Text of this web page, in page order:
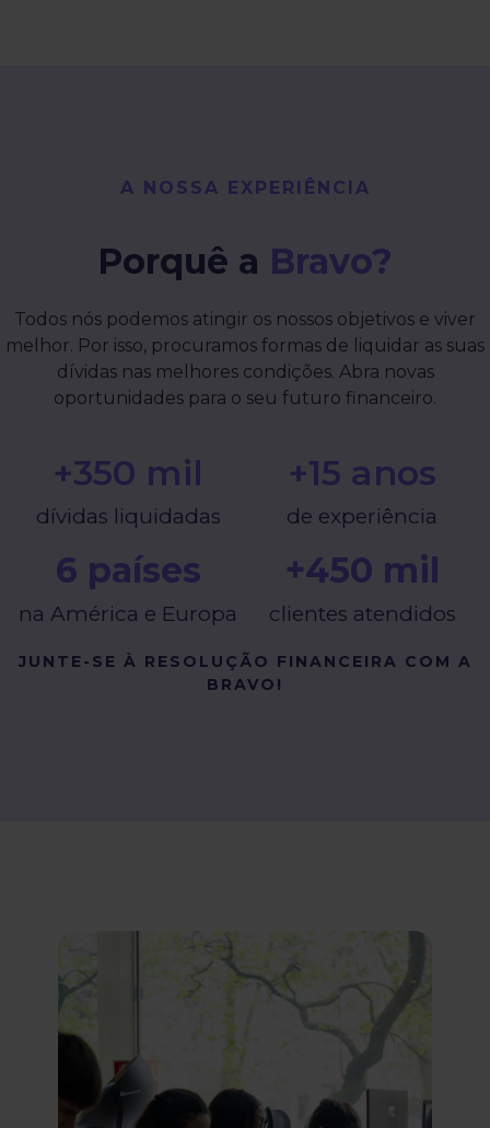
A NOSSA EXPERIÊNCIA
Porquê a Bravo?
Todos nós podemos atingir os nossos objetivos e viver
melhor. Por isso, procuramos formas de liquidar as suas
dívidas nas melhores condições. Abra novas
oportunidades para o seu futuro financeiro.
dívidas liquidadas
+350 mil
de experiência
+15 anos
na América e Europa
6 países
clientes atendidos
+450 mil
JUNTE-SE À RESOLUÇÃO FINANCEIRA COM A
BRAVO!